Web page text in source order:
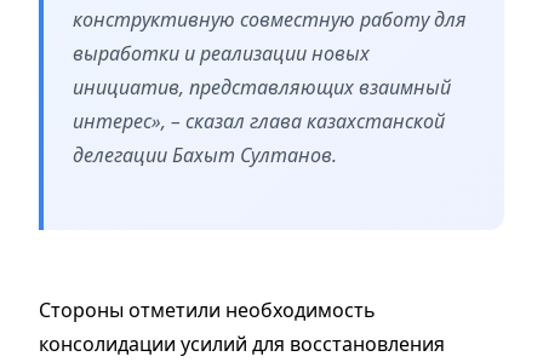
конструктивную совместную работу для
выработки и реализации новых
инициатив, представляющих взаимный
интерес», – сказал глава казахстанской
делегации Бахыт Султанов.
Стороны отметили необходимость
консолидации усилий для восстановления